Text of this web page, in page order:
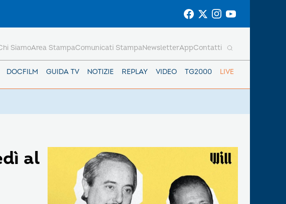
DOCFILM GUIDA TV NOTIZIE REPLAY VIDEO TG2000 LIVE
SiamoArea StampaComunicati StampaNewsletterAppContatti
al